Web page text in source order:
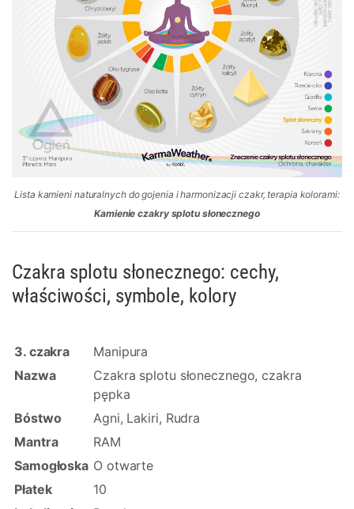
Lista kamieni naturalnych do gojenia i harmonizacji czakr, terapia kolorami:
Kamienie czakry splotu słonecznego
Czakra splotu słonecznego: cechy,
właściwości, symbole, kolory
3. czakra
Manipura
Nazwa
Czakra splotu słonecznego, czakra
pępka
Bóstwo
Agni, Lakiri, Rudra
Mantra
RAM
Samogłoska O otwarte
Płatek
10